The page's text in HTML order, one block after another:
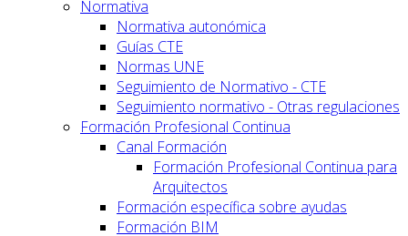
Normativa
Normativa autonómica
Guías CTE
Normas UNE
Seguimiento de Normativo - CTE
Seguimiento normativo - Otras regulaciones
Formación Profesional Continua
Canal Formación
Formación Profesional Continua para
Arquitectos
Formación específica sobre ayudas
Formación BIM